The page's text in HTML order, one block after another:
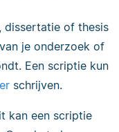
dissertatie of thesis
je onderzoek of
Een scriptie kun
schrijven.
kan een scriptie